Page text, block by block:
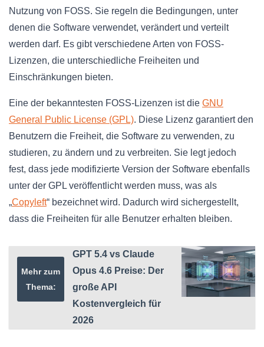
Nutzung von FOSS. Sie regeln die Bedingungen, unter
denen die Software verwendet, verändert und verteilt
werden darf. Es gibt verschiedene Arten von FOSS-
Lizenzen, die unterschiedliche Freiheiten und
Einschränkungen bieten.
Eine der bekanntesten FOSS-Lizenzen ist die GNU
General Public License (GPL). Diese Lizenz garantiert den
Benutzern die Freiheit, die Software zu verwenden, zu
studieren, zu ändern und zu verbreiten. Sie legt jedoch
fest, dass jede modifizierte Version der Software ebenfalls
unter der GPL veröffentlicht werden muss, was als
„Copyleft“ bezeichnet wird. Dadurch wird sichergestellt,
dass die Freiheiten für alle Benutzer erhalten bleiben.
Mehr zum
Thema:
GPT 5.4 vs Claude
Opus 4.6 Preise: Der
große API
Kostenvergleich für
2026